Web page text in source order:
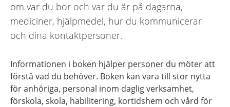
om var du bor och var du är på dagarna,
mediciner, hjälpmedel, hur du kommunicerar
och dina kontaktpersoner.
Informationen i boken hjälper personer du möter att
förstå vad du behöver. Boken kan vara till stor nytta
för anhöriga, personal inom daglig verksamhet,
förskola, skola, habilitering, kortidshem och vård för